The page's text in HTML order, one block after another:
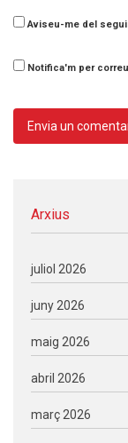
Aviseu-me del
Notifica'm per
Arxius
juliol 2026
juny 2026
maig 2026
abril 2026
març 2026